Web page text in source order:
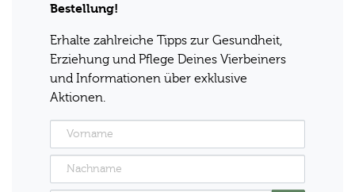
Bestellung!
Erhalte zahlreiche Tipps zur Gesundheit,
Erziehung und Pflege Deines Vierbeiners
und Informationen über exklusive
Aktionen.